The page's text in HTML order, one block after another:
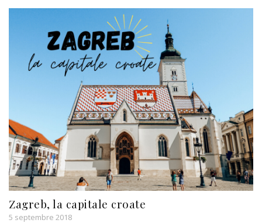
Zagreb, la capitale croate
5 septembre 2018